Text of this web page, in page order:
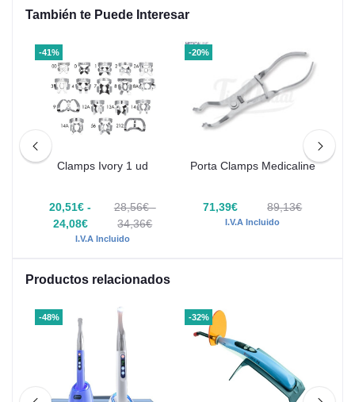
También te Puede Interesar
-41%
Clamps Ivory 1 ud
20,51€ -
24,08€
28,56€ -
34,36€
I.V.A Incluido
-20%
Porta Clamps Medicaline
71,39€ 89,13€
I.V.A Incluido
Productos relacionados
-48% -32%